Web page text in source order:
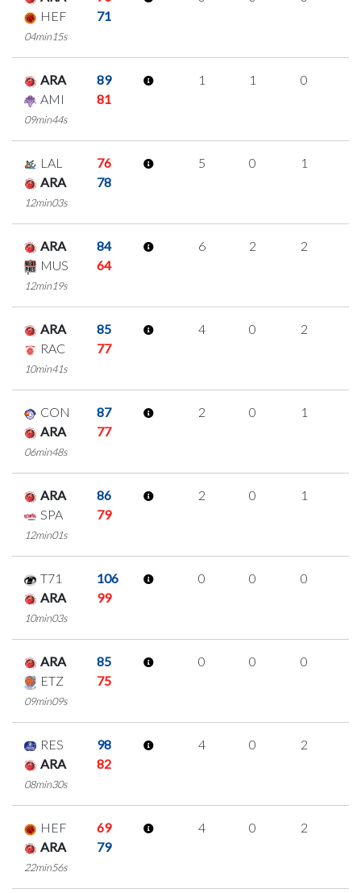
HEF
71
04min15s
ARA
89
AMI
81
09min44s
1 1 0
LAL
76
ARA
78
12min03s
5 0 1
ARA
84
MUS
64
12min19s
6 2 2
ARA
85
RAC
77
10min41s
4 0 2
CON
87
ARA
77
06min48s
2 0 1
ARA
86
SPA
79
12min01s
2 0 1
T71
106
ARA
99
10min03s
0 0 0
ARA
85
ETZ
75
09min09s
0 0 0
RES
98
ARA
82
08min30s
4 0 2
HEF
69
ARA
79
22min56s
4 0 2